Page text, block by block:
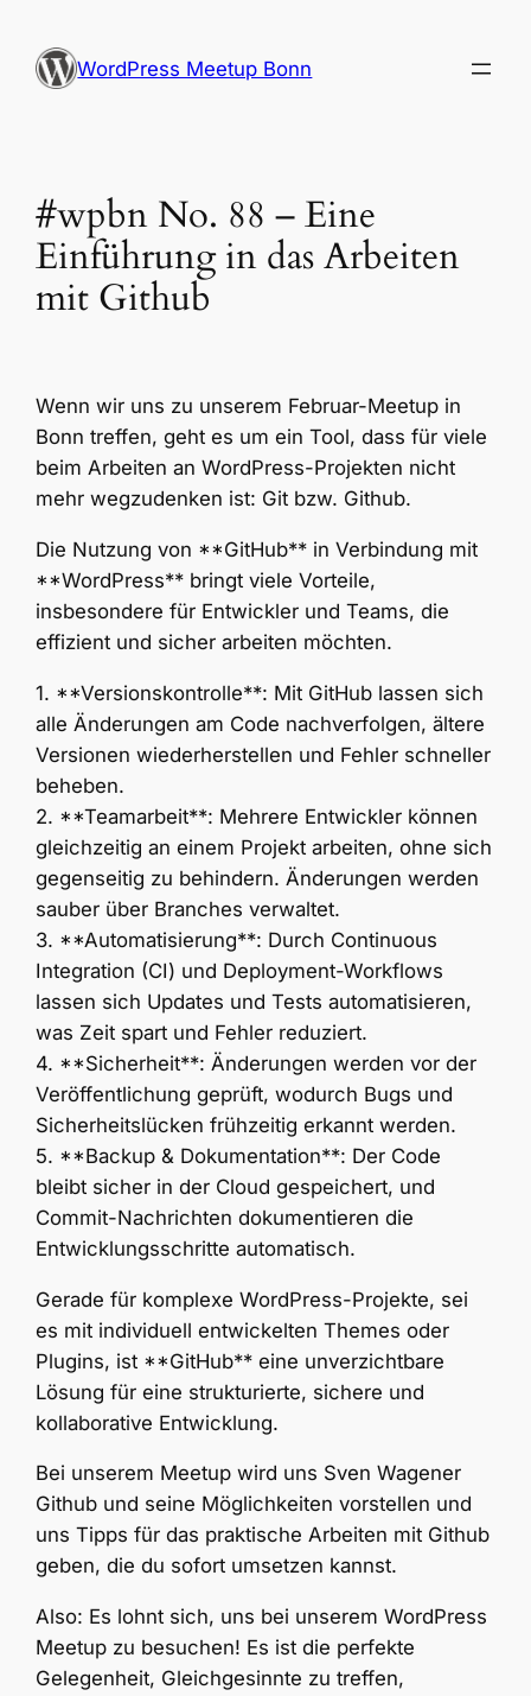
Inhalt
springen
WordPress Meetup Bonn
#wpbn No. 88 – Eine
Einführung in das Arbeiten
mit Github
Wenn wir uns zu unserem Februar-Meetup in
Bonn treffen, geht es um ein Tool, dass für viele
beim Arbeiten an WordPress-Projekten nicht
mehr wegzudenken ist: Git bzw. Github.
Die Nutzung von **GitHub** in Verbindung mit
**WordPress** bringt viele Vorteile,
insbesondere für Entwickler und Teams, die
effizient und sicher arbeiten möchten.
1. **Versionskontrolle**: Mit GitHub lassen sich
alle Änderungen am Code nachverfolgen, ältere
Versionen wiederherstellen und Fehler schneller
beheben.
2. **Teamarbeit**: Mehrere Entwickler können
gleichzeitig an einem Projekt arbeiten, ohne sich
gegenseitig zu behindern. Änderungen werden
sauber über Branches verwaltet.
3. **Automatisierung**: Durch Continuous
Integration (CI) und Deployment-Workflows
lassen sich Updates und Tests automatisieren,
was Zeit spart und Fehler reduziert.
4. **Sicherheit**: Änderungen werden vor der
Veröffentlichung geprüft, wodurch Bugs und
Sicherheitslücken frühzeitig erkannt werden.
5. **Backup & Dokumentation**: Der Code
bleibt sicher in der Cloud gespeichert, und
Commit-Nachrichten dokumentieren die
Entwicklungsschritte automatisch.
Gerade für komplexe WordPress-Projekte, sei
es mit individuell entwickelten Themes oder
Plugins, ist **GitHub** eine unverzichtbare
Lösung für eine strukturierte, sichere und
kollaborative Entwicklung.
Bei unserem Meetup wird uns Sven Wagener
Github und seine Möglichkeiten vorstellen und
uns Tipps für das praktische Arbeiten mit Github
geben, die du sofort umsetzen kannst.
Also: Es lohnt sich, uns bei unserem WordPress
Meetup zu besuchen! Es ist die perfekte
Gelegenheit, Gleichgesinnte zu treffen,